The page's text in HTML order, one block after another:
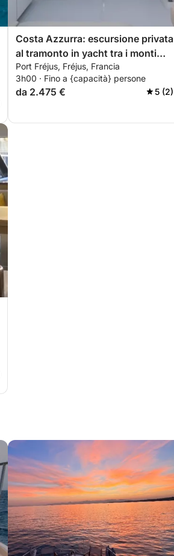
Costa Azzurra: escursione privata
al tramonto in yacht tra i monti
dell'Estérel con aperitivo,
paddleboarding e snorkeling.
Port Fréjus, Fréjus, Francia
3h00 · Fino a {capacità} persone
da 2.475 € 5 (2)